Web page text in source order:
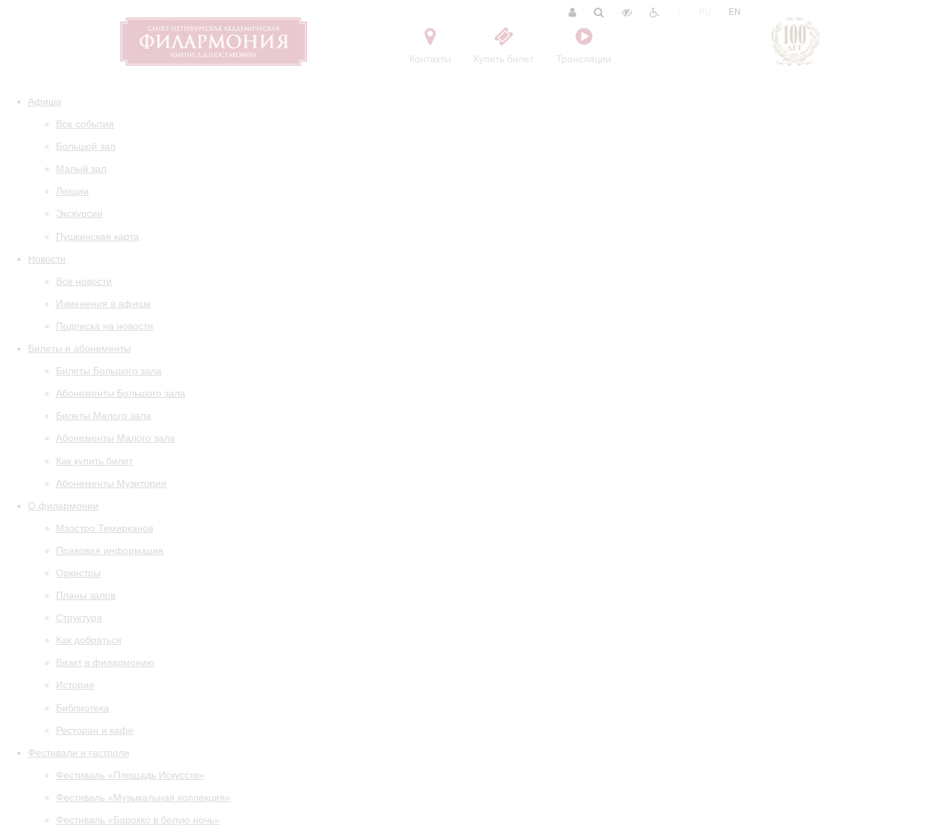
Контакты Купить билет Трансляции
EN
Афиша
Все события
Большой зал
Малый зал
Лекции
Экскурсии
Пушкинская карта
Новости
Все новости
Изменения в афише
Подписка на новости
Билеты и абонементы
Билеты Большого зала
Абонементы Большого зала
Билеты Малого зала
Абонементы Малого зала
Как купить билет
Абонементы Музитория
О филармонии
Маэстро Темирканов
Правовая информация
Оркестры
Планы залов
Структура
Как добраться
Визит в филармонию
История
Библиотека
Ресторан и кафе
Фестивали и гастроли
Фестиваль «Площадь Искусств»
Фестиваль «Музыкальная коллекция»
Фестиваль «Барокко в белую ночь»